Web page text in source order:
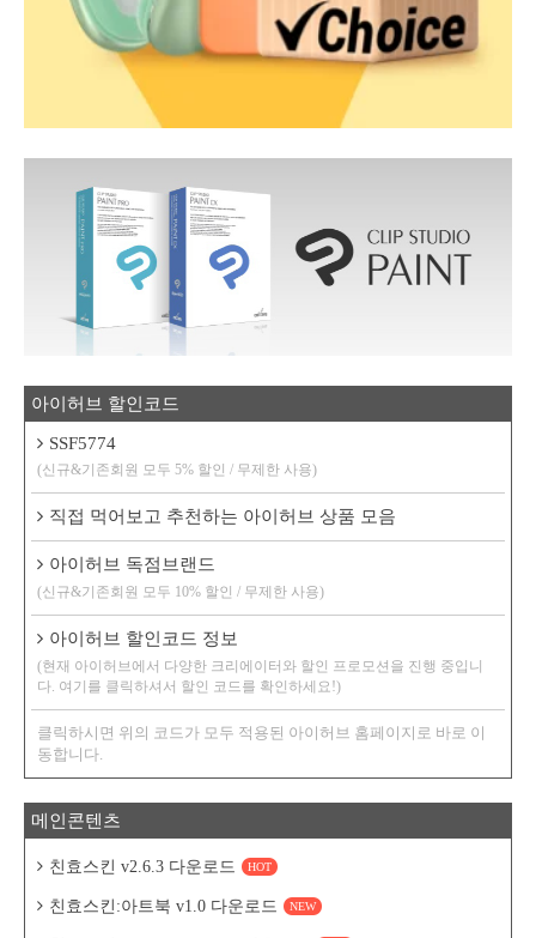
아이허브 할인코드
SSF5774
(신규&기존회원 모두 5% 할인 / 무제한 사용)
직접 먹어보고 추천하는 아이허브 상품 모음
아이허브 독점브랜드
(신규&기존회원 모두 10% 할인 / 무제한 사용)
아이허브 할인코드 정보
(현재 아이허브에서 다양한 크리에이터와 할인 프로모션을 진행 중입니
다. 여기를 클릭하셔서 할인 코드를 확인하세요!)
클릭하시면 위의 코드가 모두 적용된 아이허브 홈페이지로 바로 이
동합니다.
메인콘텐츠
친효스킨 v2.6.3 다운로드 HOT
친효스킨:아트북 v1.0 다운로드 NEW